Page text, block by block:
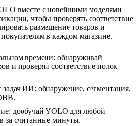
вместе с новейшими моделями
чтобы проверять соответствие
размещение товаров и
в каждом магазине.
времени: обнаруживай
и проверяй соответствие полок
задач ИИ: обнаружение, сегментация,
: дообучай YOLO для любой
за считанные минуты.